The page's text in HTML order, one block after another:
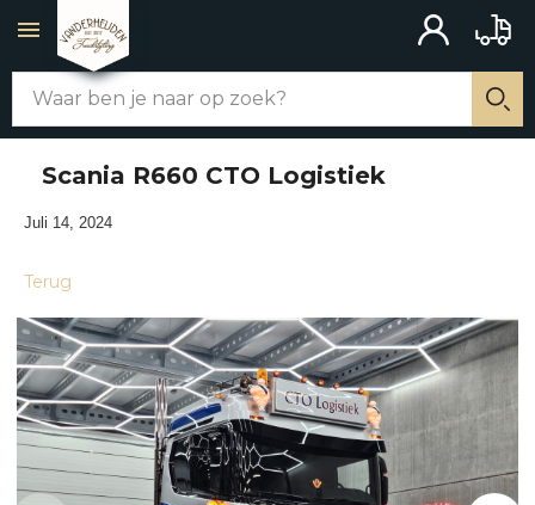
Zoek
ACCOUNT
WEBSHOP
ALLE PRODUCTEN
MERCHANDISE
SCHAKELAARS
Scania R660 CTO Logistiek
Juli 14, 2024
Terug